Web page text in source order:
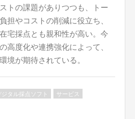
トの課題がありつつも、トー
担やコストの削減に役立ち、
宅採点とも親和性が高い。今
高度化や連携強化によって、
境が期待されている。
ジタル採点ソフト サービス